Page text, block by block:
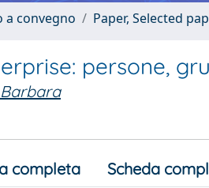
a convegno Paper, Selected
persone,
completa Scheda